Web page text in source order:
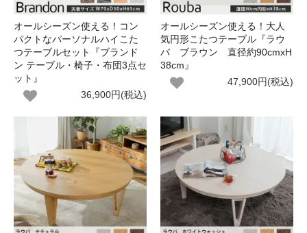
オールシーズン使える！コン
パクトなパーソナルハイこた
つテーブルセット『ブランド
ン テーブル・椅子・布団3点セ
ット』
36,900円(税込)
オールシーズン使える！大人
気円形こたつテーブル『ラウ
バ ブラウン 直径約90cmxH
38cm』
47,900円(税込)